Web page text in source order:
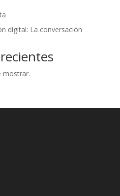
digital: La conversación
mostrar.